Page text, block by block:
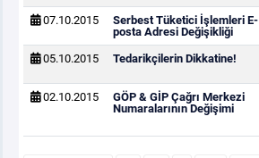
07.10.2015
Serbest Tüketici İşlemleri E-
posta Adresi Değişikliği
05.10.2015 Tedarikçilerin Dikkatine!
02.10.2015
GÖP & GİP Çağrı Merkezi
Numaralarının Değişimi